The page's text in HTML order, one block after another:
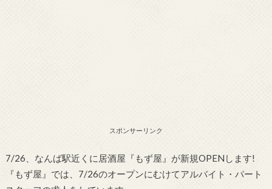
スポンサーリンク
7/26、なんば駅近くに居酒屋『もず屋』が新規OPENします!
『もず屋』では、7/26のオープンにむけてアルバイト・パート